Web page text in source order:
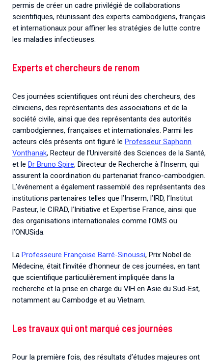
permis de créer un cadre privilégié de collaborations
scientifiques, réunissant des experts cambodgiens, français
et internationaux pour affiner les stratégies de lutte contre
les maladies infectieuses.
Experts et chercheurs de renom
Ces journées scientifiques ont réuni des chercheurs, des
cliniciens, des représentants des associations et de la
société civile, ainsi que des représentants des autorités
cambodgiennes, françaises et internationales. Parmi les
acteurs clés présents ont figuré le Professeur Saphonn
Vonthanak, Recteur de l’Université des Sciences de la Santé,
et le Dr Bruno Spire, Directeur de Recherche à l’Inserm, qui
assurent la coordination du partenariat franco-cambodgien.
L’événement a également rassemblé des représentants des
institutions partenaires telles que l’Inserm, l’IRD, l’Institut
Pasteur, le CIRAD, l’Initiative et Expertise France, ainsi que
des organisations internationales comme l’OMS ou
l’ONUSida.
La Professeure Françoise Barré-Sinoussi, Prix Nobel de
Médecine, était l’invitée d’honneur de ces journées, en tant
que scientifique particulièrement impliquée dans la
recherche et la prise en charge du VIH en Asie du Sud-Est,
notamment au Cambodge et au Vietnam.
Les travaux qui ont marqué ces journées
Pour la première fois, des résultats d’études majeures ont